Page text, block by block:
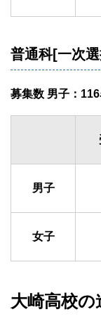
普通科[一次
募集数 男子：
男子
女子
大崎高校の